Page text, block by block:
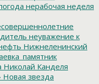
нерабочая неделя
неуважение к
Нижнеленинский
Николай Канделя
Новая звезда